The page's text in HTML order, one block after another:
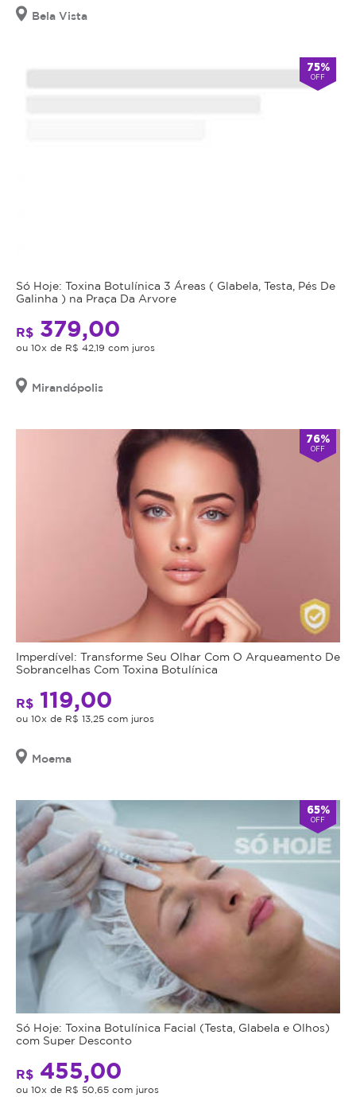
Bela Vista
75%
OFF
Só Hoje: Toxina Botulínica 3 Áreas ( Glabela, Testa, Pés De
Galinha ) na Praça Da Arvore
R$ 379,00
ou 10x de R$ 42,19 com juros
Mirandópolis
76%
OFF
Imperdível: Transforme Seu Olhar Com O Arqueamento De
Sobrancelhas Com Toxina Botulínica
R$ 119,00
ou 10x de R$ 13,25 com juros
Moema
65%
OFF
Só Hoje: Toxina Botulínica Facial (Testa, Glabela e Olhos)
com Super Desconto
R$ 455,00
ou 10x de R$ 50,65 com juros